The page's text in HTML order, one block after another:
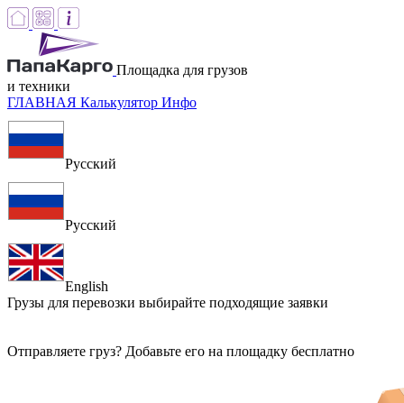
Площадка для грузов
и техники
ГЛАВНАЯ Калькулятор Инфо
Русский
Русский
English
Грузы для перевозки выбирайте подходящие заявки
Отправляете груз? Добавьте его на площадку бесплатно